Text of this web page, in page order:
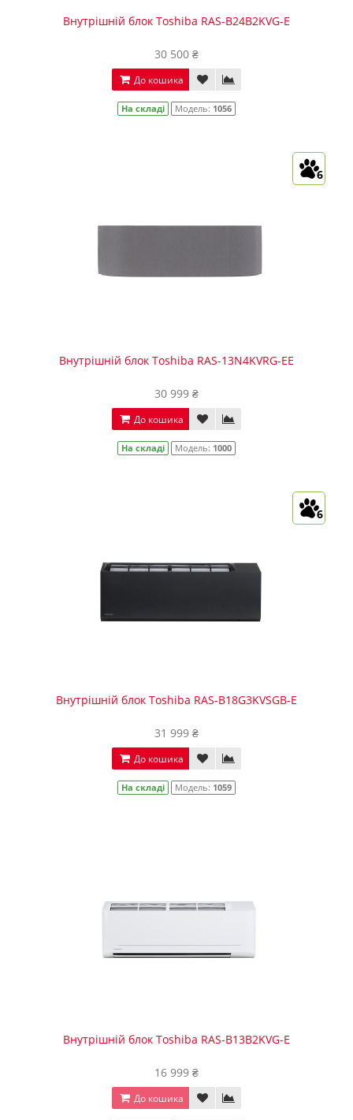
Внутрішній блок Toshiba RAS-B24B2KVG-E
30 500 ₴
До кошика
На складі Модель: 1056
6
Внутрішній блок Toshiba RAS-13N4KVRG-EE
30 999 ₴
До кошика
На складі Модель: 1000
6
Внутрішній блок Toshiba RAS-B18G3KVSGB-E
31 999 ₴
До кошика
На складі Модель: 1059
Внутрішній блок Toshiba RAS-B13B2KVG-E
16 999 ₴
До кошика